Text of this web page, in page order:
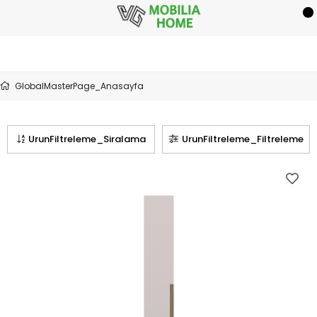
GlobalMasterPage_Anasayfa
UrunFiltreleme_Filtreleme
UrunFiltreleme_Siralama